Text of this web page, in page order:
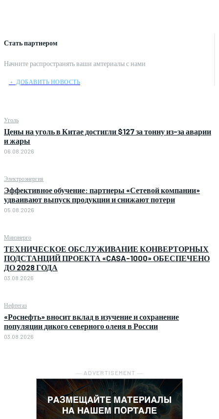
Стать партнером
Начните распространять ваши амтериалы с нами
﹢ ДОБАВИТЬ НОВОСТЬ
Уголь
Цены на уголь в Китае достигли $127 за тонну из-за аварии
и жары
06.08.2026
Электроэнергия
Эффективное обучение: партнеры «Сетевой компании»
удваивают выпуск продукции и снижают потери
05.08.2026
Минэнерго
ТЕХНИЧЕСКОЕ ОБСЛУЖИВАНИЕ КОНВЕРТОРНЫХ
ПОДСТАНЦИЙ ПРОЕКТА «CASA-1000» ОБЕСПЕЧЕНО
ДО 2028 ГОДА
03.08.2026
Нефтегаз
«Роснефть» вносит вклад в изучение и сохранение
популяции дикого северного оленя в России
03.08.2026
― ADVERTISEMENT ―